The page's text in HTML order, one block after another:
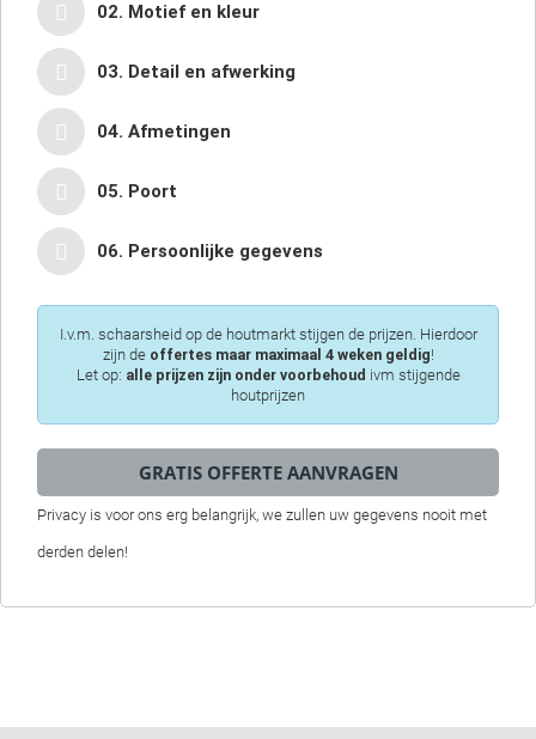
02. Motief en kleur
03. Detail en afwerking
04. Afmetingen
05. Poort
06. Persoonlijke gegevens
I.v.m. schaarsheid op de houtmarkt stijgen de prijzen. Hierdoor
zijn de offertes maar maximaal 4 weken geldig!
Let op: alle prijzen zijn onder voorbehoud ivm stijgende
houtprijzen
Privacy is voor ons erg belangrijk, we zullen uw gegevens nooit met
derden delen!